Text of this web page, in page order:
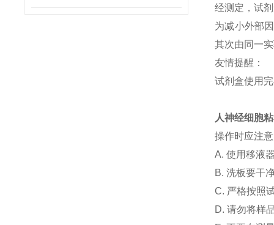
经测定，试
为减小外部
其次由同一
友情提醒：
试剂盒使用
人神经细胞
操作时应注
A. 使用移液
B. 洗板要干
C. 严格按照
D. 请勿将样